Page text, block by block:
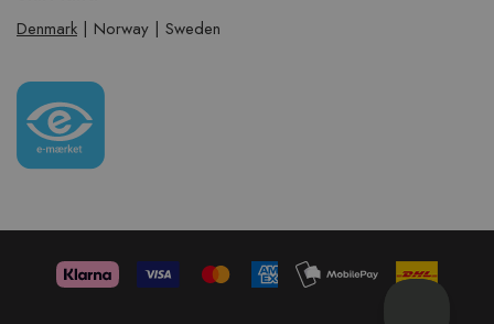
Denmark | Norway | Sweden